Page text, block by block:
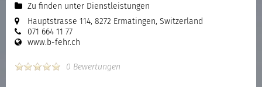
Zu finden unter Dienstleistungen
Hauptstrasse 114, 8272 Ermatingen, Switzerland
071 664 11 77
www.b-fehr.ch
0 Bewertungen